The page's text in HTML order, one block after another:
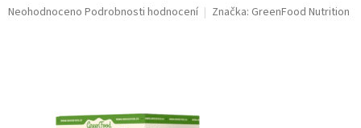
Průměrné
hvězdiček.
Neohodnoceno Podrobnosti hodnocení Značka: GreenFood Nutrition